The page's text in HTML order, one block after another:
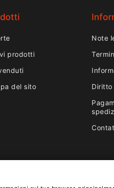
prodotti
del sito
Note
Diritto